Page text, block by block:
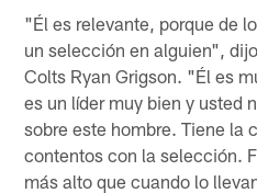
"Él es relevante, porque de
un selección en alguien",
Colts Ryan Grigson. "Él es
es un líder muy bien y usted
sobre este hombre. Tiene la
contentos con la selección.
más alto que cuando lo